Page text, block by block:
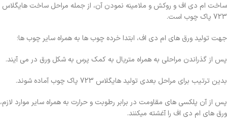
ساخت ام دی اف و روکش و ملامینه نمودن آن، از جمله مراحل ساخت هایگلاس
723 پاک چوب است.
جهت تولید ورق های ام دی اف، ابتدا خرده چوب ها به همراه سایر چوب ها؛
پس از گذراندن مراحلی به همراه متریال به کمک پرس به شکل ورق در می آیند.
بدین ترتیب برای مراحل بعدی تولید هایگلاس 723 پاک چوب آماده شوند.
پس از آن پلکسی های مقاومت در برابر رطوبت و حرارت به همراه سایر موارد لازم،
ورق های ام دی اف را آغشته میکنند.